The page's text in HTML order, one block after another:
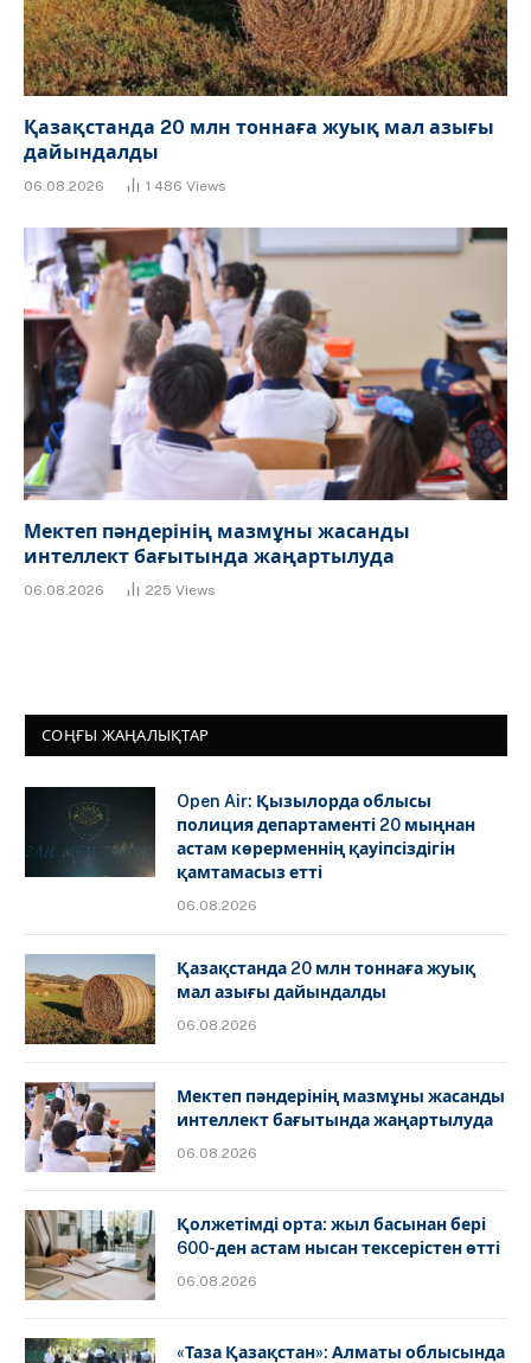
Қазақстанда 20 млн тоннаға жуық мал азығы
дайындалды
06.08.2026 1 486 Views
Мектеп пәндерінің мазмұны жасанды
интеллект бағытында жаңартылуда
06.08.2026 225 Views
СОҢҒЫ ЖАҢАЛЫҚТАР
Open Air: Қызылорда облысы
полиция департаменті 20 мыңнан
астам көрерменнің қауіпсіздігін
қамтамасыз етті
06.08.2026
Қазақстанда 20 млн тоннаға жуық
мал азығы дайындалды
06.08.2026
Мектеп пәндерінің мазмұны жасанды
интеллект бағытында жаңартылуда
06.08.2026
Қолжетімді орта: жыл басынан бері
600-ден астам нысан тексерістен өтті
06.08.2026
«Таза Қазақстан»: Алматы облысында